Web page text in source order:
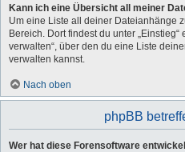
Kann ich eine Übersicht all meiner
Um eine Liste all deiner Dateianhänge
Bereich. Dort findest du unter
verwalten“, über den du eine Liste
verwalten kannst.
Nach oben
phpBB
Wer hat diese Forensoftware